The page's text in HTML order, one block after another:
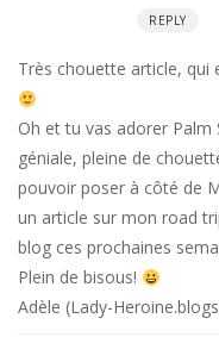
REPLY
Très chouette article, qui
Oh et tu vas adorer Palm
géniale, pleine de
pouvoir poser à côté de
un article sur mon road
blog ces prochaines
Plein de bisous!
Adèle (Lady-